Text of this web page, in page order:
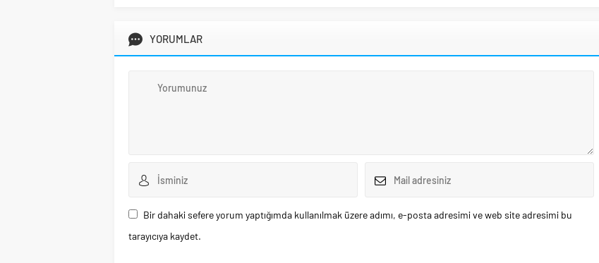
YORUMLAR
Bir dahaki sefere yorum yaptığımda kullanılmak üzere adımı, e-posta adresimi ve web site adresimi bu
tarayıcıya kaydet.